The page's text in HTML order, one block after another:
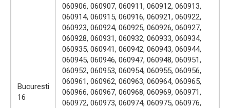
Bucuresti
16
060906, 060907, 060911, 060912, 060913,
060914, 060915, 060916, 060921, 060922,
060923, 060924, 060925, 060926, 060927,
060928, 060931, 060932, 060933, 060934,
060935, 060941, 060942, 060943, 060944,
060945, 060946, 060947, 060948, 060951,
060952, 060953, 060954, 060955, 060956,
060961, 060962, 060963, 060964, 060965,
060966, 060967, 060968, 060969, 060971,
060972, 060973, 060974, 060975, 060976,